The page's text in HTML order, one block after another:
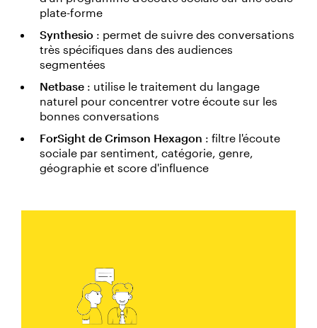
plate-forme
Synthesio : permet de suivre des conversations
très spécifiques dans des audiences
segmentées
Netbase : utilise le traitement du langage
naturel pour concentrer votre écoute sur les
bonnes conversations
ForSight de Crimson Hexagon : filtre l'écoute
sociale par sentiment, catégorie, genre,
géographie et score d'influence